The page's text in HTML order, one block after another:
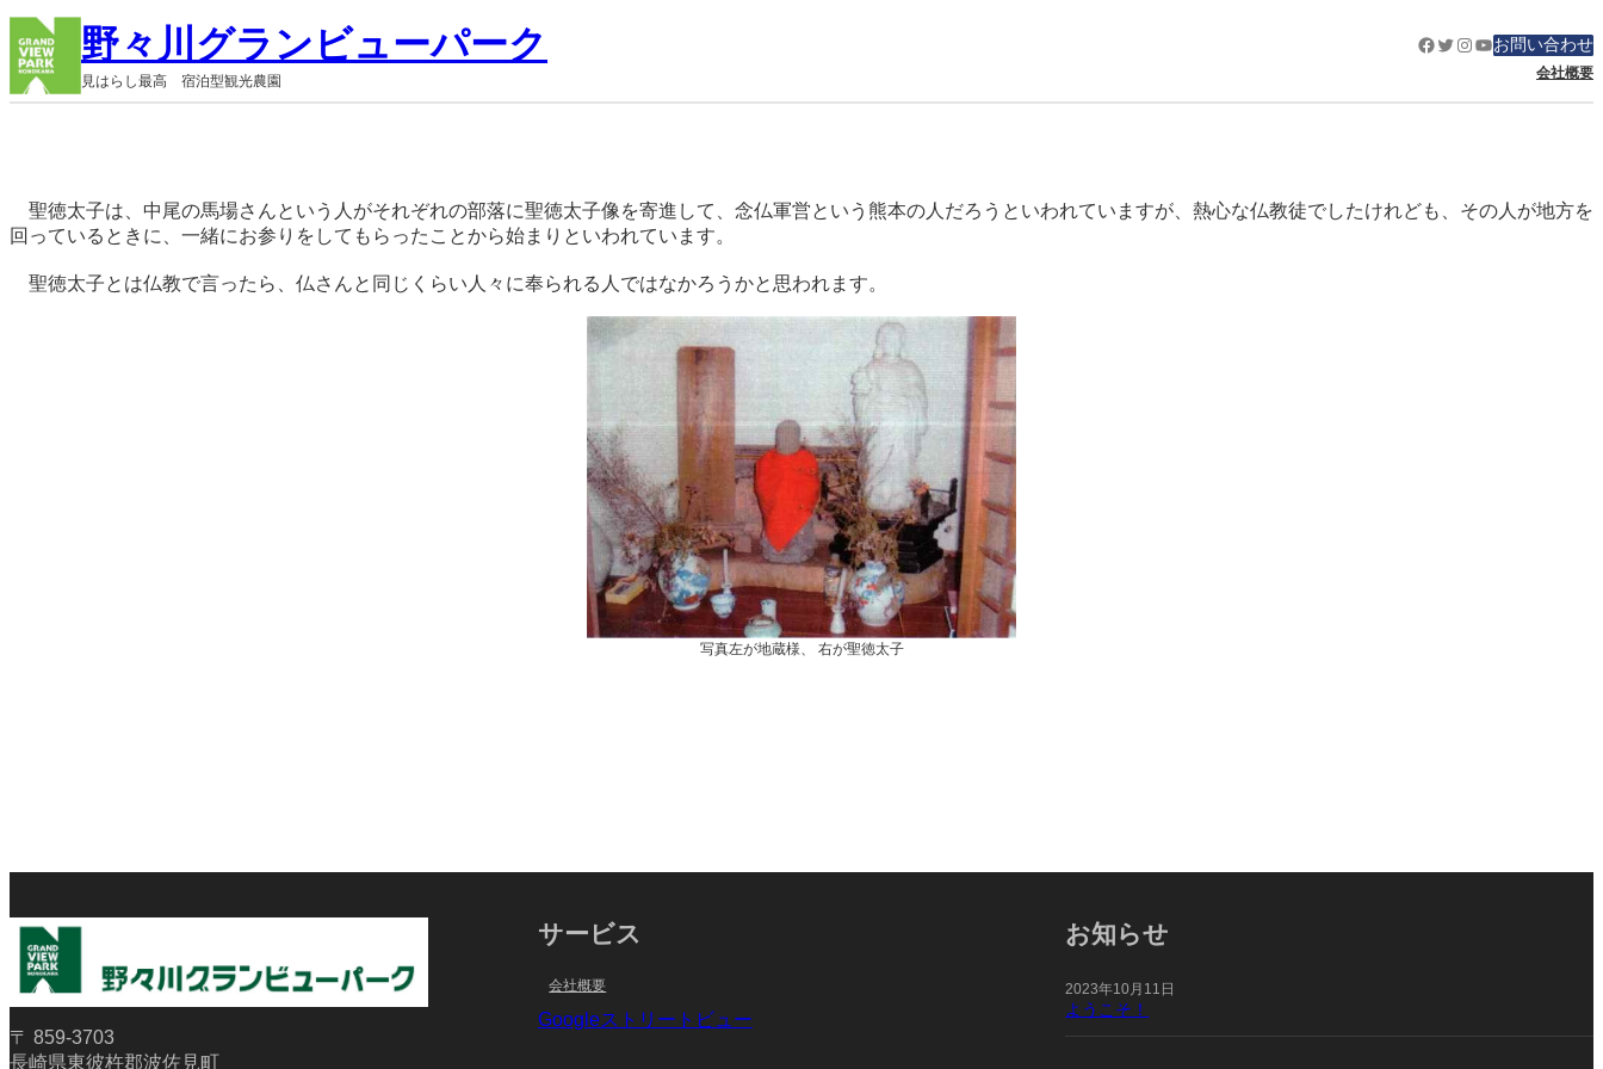
内
容
を
ス
野々川グランビューパーク
見はらし最高 宿泊型観光農園
Facebook
Twitter
Instagram
YouTube
お問い合わせ
会社概要
聖徳太子は、中尾の馬場さんという人がそれぞれの部落に聖徳太子像を寄進して、念仏軍営という熊本の人だろうといわれていますが、熱心な仏教徒でしたけれども、その人が地方を
回っているときに、一緒にお参りをしてもらったことから始まりといわれています。
写真左が地蔵様、 右が聖徳太子
〒 859-3703
長崎県東彼杵郡波佐見町
サービス
会社概要
Googleストリートビュー
お知らせ
2023年10月11日
ようこそ！